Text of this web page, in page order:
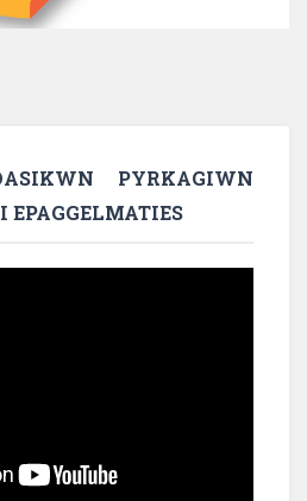
PYRKAGIWN
EPAGGELMATIES